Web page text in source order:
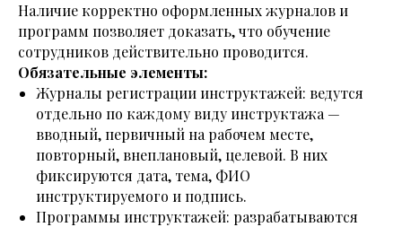
Наличие корректно оформленных журналов и
программ позволяет доказать, что обучение
сотрудников действительно проводится.
Обязательные элементы:
Журналы регистрации инструктажей: ведутся
отдельно по каждому виду инструктажа —
вводный, первичный на рабочем месте,
повторный, внеплановый, целевой. В них
фиксируются дата, тема, ФИО
инструктируемого и подпись.
Программы инструктажей: разрабатываются